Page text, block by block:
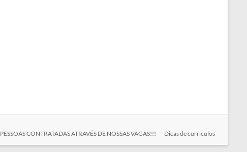
CONTRATADAS ATRAVÉS DE NOSSAS VAGAS!!! Dicas de currículos